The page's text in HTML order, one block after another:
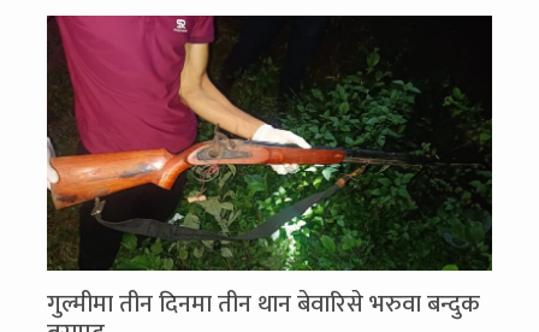
गुल्मीमा तीन दिनमा तीन थान बेवारिसे भरुवा बन्दुक